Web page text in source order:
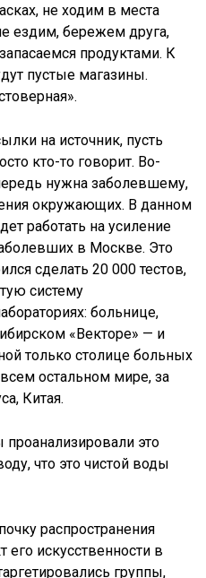
не ходим в места
ездим, бережем друга,
продуктами. К
пустые магазины.
на источник, пусть
кто-то говорит. Во-
нужна заболевшему,
окружающих. В данном
работать на усиление
в Москве. Это
сделать 20 000 тестов,
систему
больнице,
«Векторе» — и
только столице больных
остальном мире, за
Китая.
проанализировали это
что это чистой воды
распространения
искусственности в
группы,